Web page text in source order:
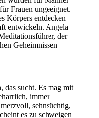
Frauen ungeeignet.
Körpers entdecken
entwickeln. Angela
der
Geheimnissen
das sucht. Es mag mit
immer
sehnsüchtig,
es zu schweigen